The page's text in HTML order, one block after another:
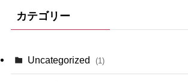
カテゴリー
Uncategorized (1)